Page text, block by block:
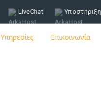
LiveChat Υποστήριξη
Υπηρεσίες Επικοινωνία